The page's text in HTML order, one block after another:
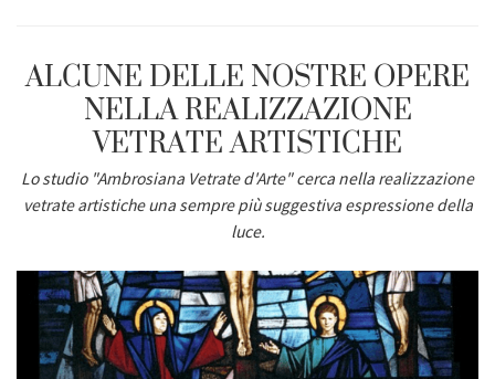
ALCUNE DELLE NOSTRE OPERE
NELLA REALIZZAZIONE
VETRATE ARTISTICHE
Lo studio "Ambrosiana Vetrate d'Arte" cerca nella realizzazione
vetrate artisticheuna sempre più suggestiva espressione della
luce.